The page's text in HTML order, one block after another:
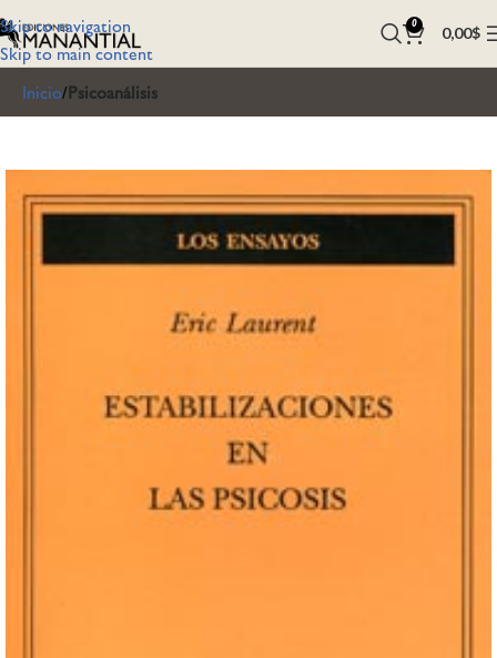
Skip to navigation
Skip to main content
0 0,00$
Inicio Psicoanálisis